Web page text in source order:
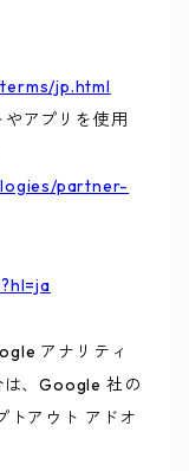
jp.html
アプリを使用
partner-
アナリティ
は、Google 社の
トアウト アドオ